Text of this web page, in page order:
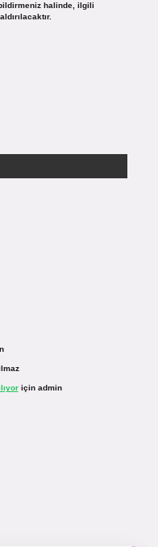
halinde, ilgili
için admin